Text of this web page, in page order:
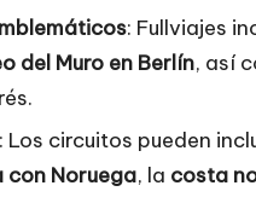
: Fullviajes
del Muro en Berlín, así
: Los circuitos pueden
con Noruega, la costa